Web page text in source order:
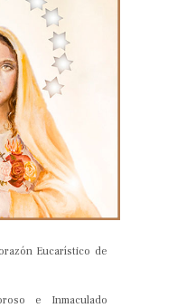
Eucarístico de
e Inmaculado